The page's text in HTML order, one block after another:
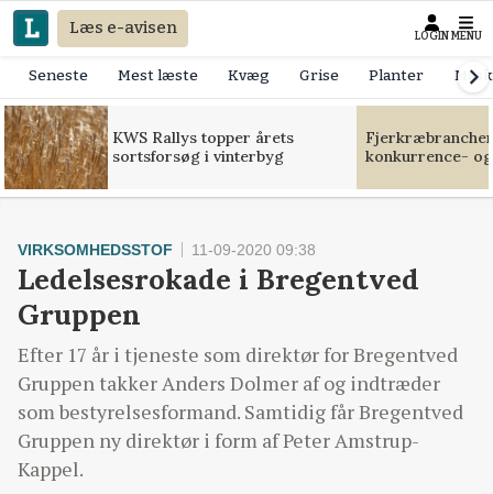
Læs e-avisen LOGIN MENU
Seneste Mest læste Kvæg Grise Planter
KWS Rallys topper årets
sortsforsøg i vinterbyg
konkurrence-
VIRKSOMHEDSSTOF 11-09-2020 09:38
Ledelsesrokade i Bregentved
Gruppen
Efter 17 år i tjeneste som direktør for Bregentved
Gruppen takker Anders Dolmer af og indtræder
som bestyrelsesformand. Samtidig får Bregentved
Gruppen ny direktør i form af Peter Amstrup-
Kappel.